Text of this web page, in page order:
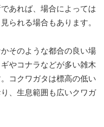
あれば、場合によっては
られる場合もあります。
そのような都合の良い場
やコナラなどが多い雑木
コクワガタは標高の低い
、生息範囲も広いクワガ